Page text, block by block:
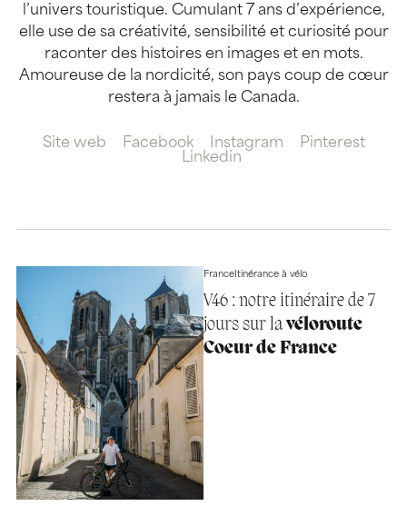
l’univers touristique. Cumulant 7 ans d’expérience,
elle use de sa créativité, sensibilité et curiosité pour
raconter des histoires en images et en mots.
Amoureuse de la nordicité, son pays coup de cœur
restera à jamais le Canada.
Site web Facebook Instagram
Pinterest
Linkedin
FranceItinérance à vélo
V46 : notre itinéraire de 7
jours sur lavéloroute
Coeur de France